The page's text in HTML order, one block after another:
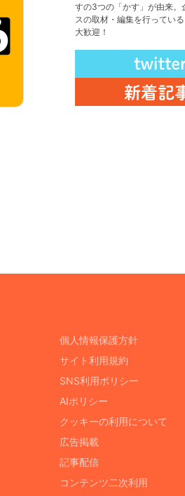
すの3つの「かす」が由来。
スの取材・編集を行っている
大歓迎！
個人情報保護方針
サイト利用規約
SNS利用ポリシー
AIポリシー
クッキーの利用について
広告掲載
記事配信
コンテンツ二次利用